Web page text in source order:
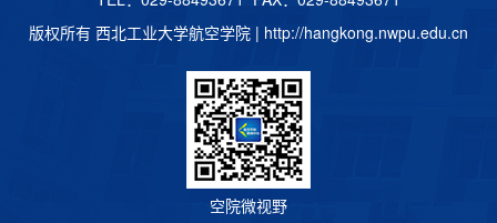
版权所有 西北工业大学航空学院 | http://hangkong.nwpu.edu.cn
空院微视野